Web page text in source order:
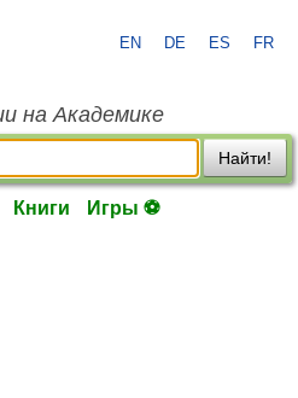
EN DE ES FR
на Академике
Найти!
Книги Игры ⚽